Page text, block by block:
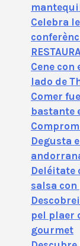
Celebra
Cene
lado de
Comer
bastante
Degusta
Deléitate
salsa
pel plaer
gourmet